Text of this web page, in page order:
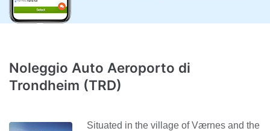
Noleggio Auto Aeroporto di
Trondheim (TRD)
Situated in the village of Værnes and the